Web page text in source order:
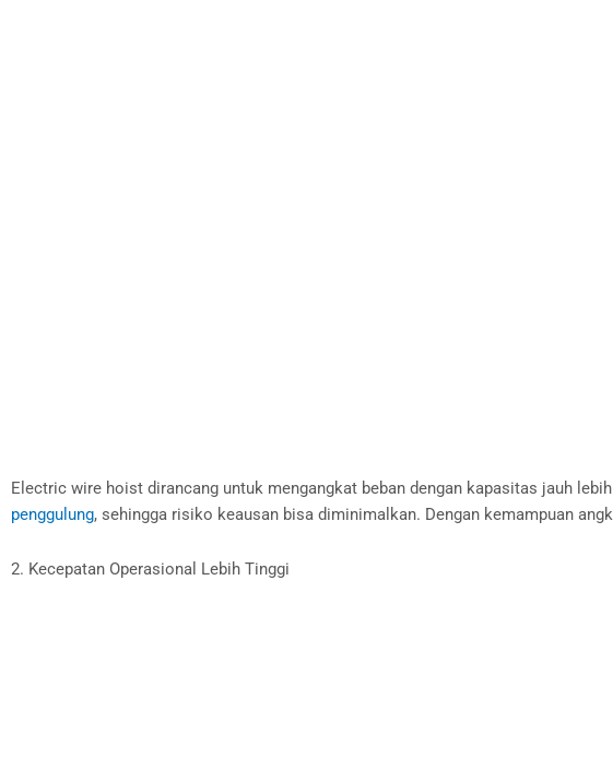
Electric wire hoist dirancang untuk mengangkat beban dengan kapasitas jauh
penggulung, sehingga risiko keausan bisa diminimalkan. Dengan kemampuan
2. Kecepatan Operasional Lebih Tinggi